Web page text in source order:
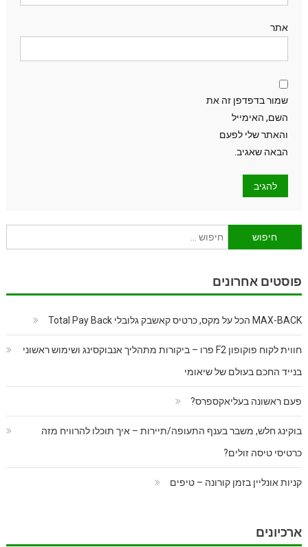
אתר
שמור בדפדפן זה את
השם, האימייל
והאתר שלי לפעם
הבאה שאגיב.
חיפוש:
פוסטים אחרונים
MAX-BACK הכל על מקס, כרטיס קאשבק גלובלי Total Pay Back
חווית לקוח פוקופון F2 פרו – ביקורות מתהליך אנבוקסינג ושימוש ראשוני
בנייד החכם בעולם של שיאומי
פעם ראשונה בעליאקספרס?
בוקינג חלש, משבר בענף התעופה/תיירות – איך תוכלו להרוויח מזה
כרטיסי טיסה זולים?
קניות אונליין בזמן קורונה – טיפים
ארכיונים